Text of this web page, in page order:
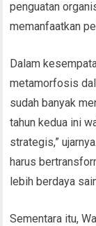
penguatan
memanfaatkan
Dalam
metamorfosis
sudah banyak
tahun kedua ini
strategis,”
harus
lebih berdaya
Sementara itu,